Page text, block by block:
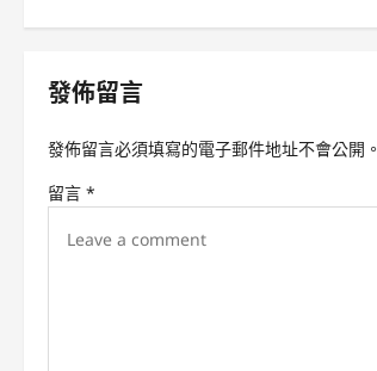
t
n
a
v
i
發佈留言
發佈留言必須填寫的電子郵件地址不會公開。
留言 *